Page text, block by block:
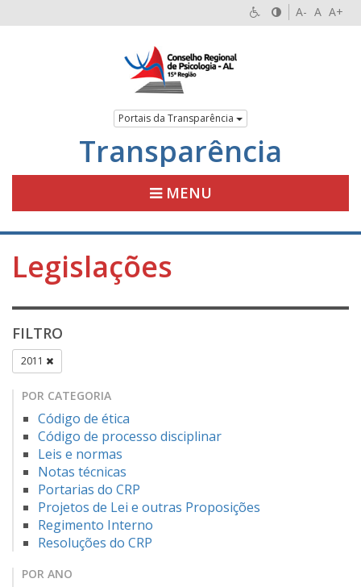
A- A A+
Portais da Transparência
Transparência
MENU
Legislações
FILTRO
2011
POR CATEGORIA
Código de ética
Código de processo disciplinar
Leis e normas
Notas técnicas
Portarias do CRP
Projetos de Lei e outras Proposições
Regimento Interno
Resoluções do CRP
POR ANO